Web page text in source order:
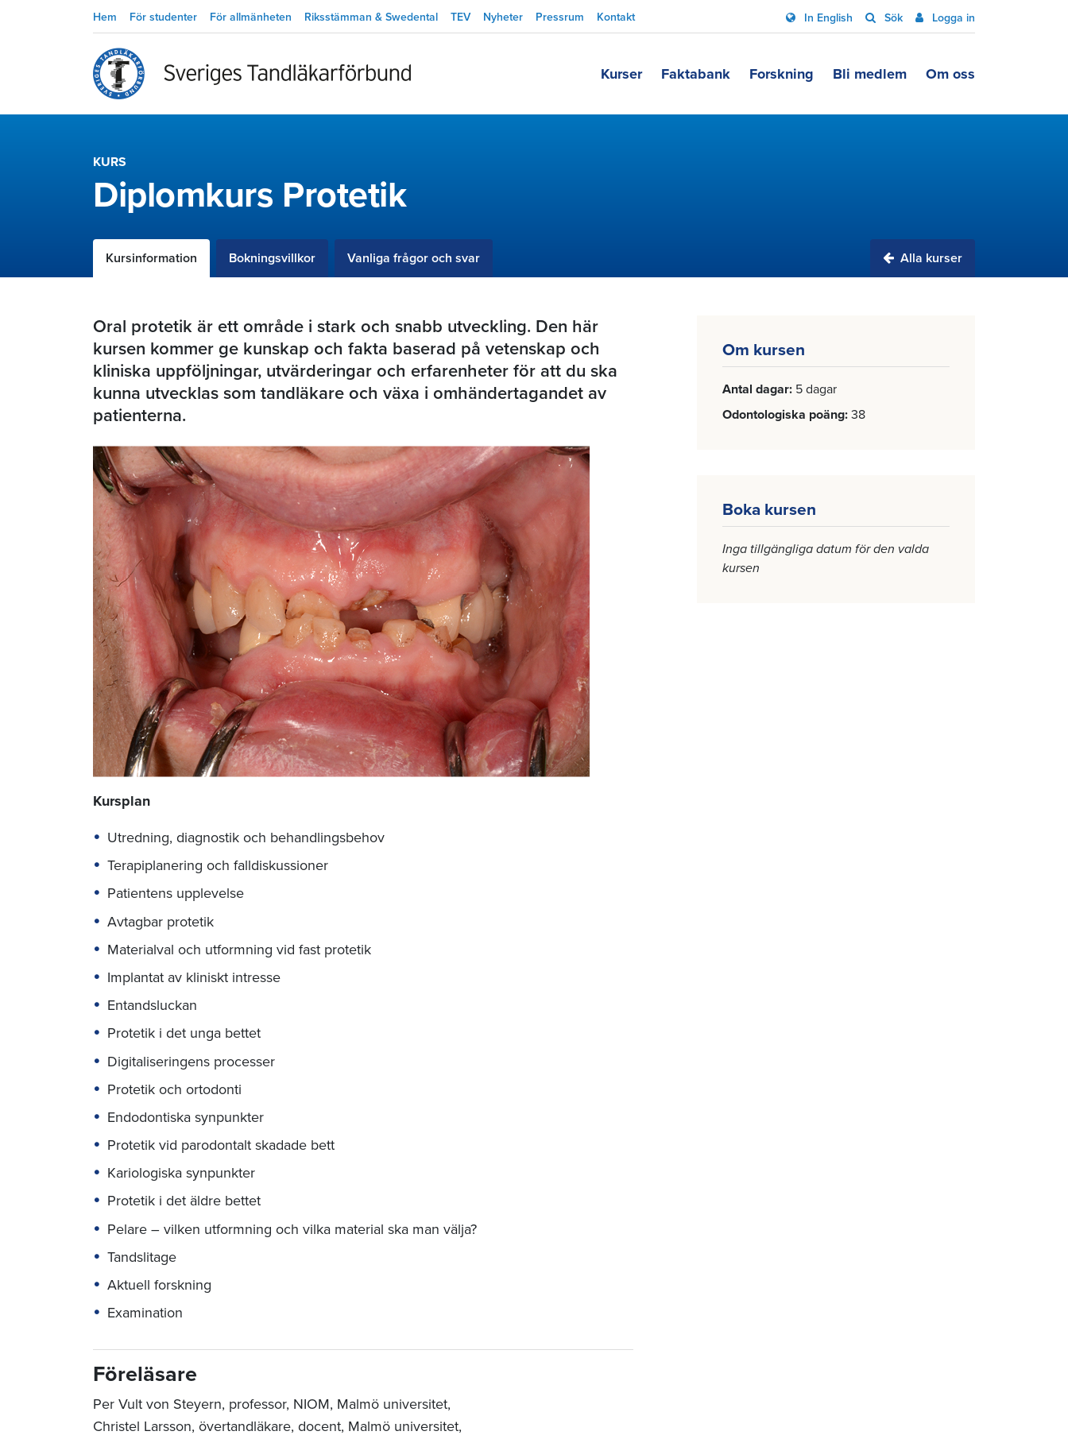
Hem För studenter För allmänheten Riksstämman & Swedental TEV Nyheter Pressrum Kontakt In English Sök Logga in
Kurser Faktabank Forskning Bli medlem Om oss
KURS
Diplomkurs Protetik
Kursinformation Bokningsvillkor Vanliga frågor och svar Alla kurser
Om kursen
Antal dagar 5 dagar
Odontologiska poäng 38
Boka kursen
Inga tillgängliga datum för den valda
kursen
Oral protetik är ett område i stark och snabb utveckling. Den här
kursen kommer ge kunskap och fakta baserad på vetenskap och
kliniska uppföljningar, utvärderingar och erfarenheter för att du ska
kunna utvecklas som tandläkare och växa i omhändertagandet av
patienterna.
Kursplan
Utredning, diagnostik och behandlingsbehov
Terapiplanering och falldiskussioner
Patientens upplevelse
Avtagbar protetik
Materialval och utformning vid fast protetik
Implantat av kliniskt intresse
Entandsluckan
Protetik i det unga bettet
Digitaliseringens processer
Protetik och ortodonti
Endodontiska synpunkter
Protetik vid parodontalt skadade bett
Kariologiska synpunkter
Protetik i det äldre bettet
Pelare – vilken utformning och vilka material ska man välja?
Tandslitage
Aktuell forskning
Examination
Föreläsare
Per Vult von Steyern, professor, NIOM, Malmö universitet,
Christel Larsson, övertandläkare, docent, Malmö universitet,